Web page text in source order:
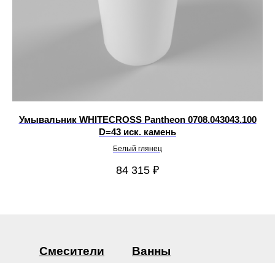
Умывальник WHITECROSS Pantheon 0708.043043.100
D=43 иск. камень
Белый глянец
84 315 ₽
Смесители Ванны